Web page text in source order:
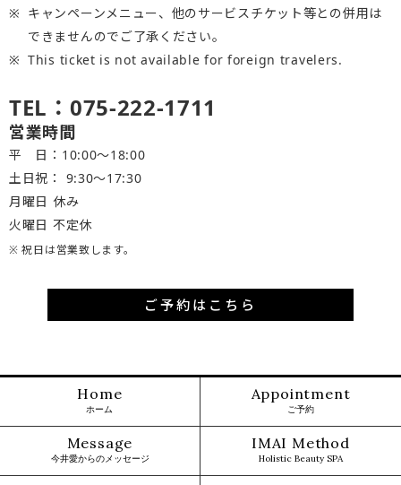
キャンペーンメニュー、他のサービスチケット等との併用は
できませんのでご了承ください。
This ticket is not available for foreign travelers.
TEL：075-222-1711
営業時間
平 日：10:00～18:00
土日祝： 9:30〜17:30
月曜日 休み
火曜日 不定休
※ 祝日は営業致します。
ご予約はこちら
Home
ホーム
Appointment
ご予約
Message
今井愛からのメッセージ
IMAI Method
Holistic Beauty SPA